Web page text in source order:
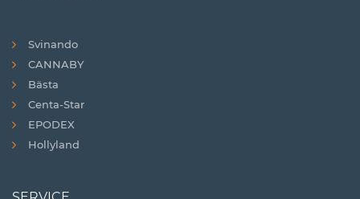
Svinando
CANNABY
Bästa
Centa-Star
EPODEX
Hollyland